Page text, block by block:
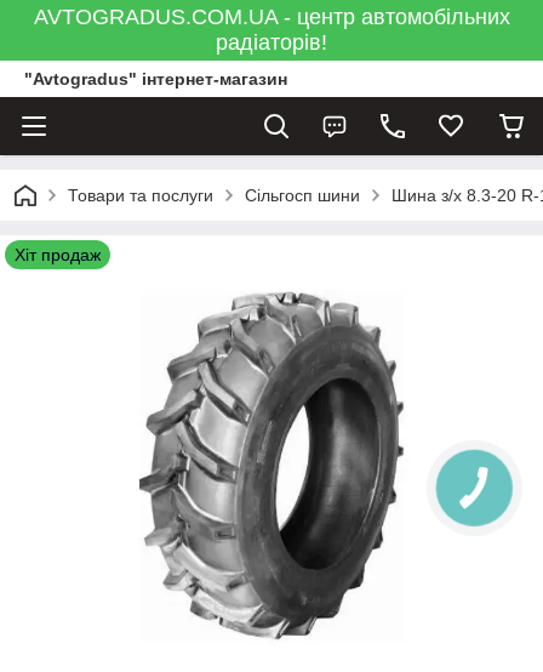
AVTOGRADUS.COM.UA - центр автомобільних
радіаторів!
"Avtogradus" інтернет-магазин
Товари та послуги Сільгосп шини Шина з/х 8.3-20
Хіт продаж